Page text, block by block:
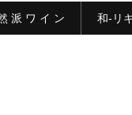
派 ワ イ ン 和-リ